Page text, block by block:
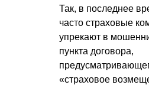
Так, в последнее
часто страховые
упрекают в
пункта договора,
«страховое